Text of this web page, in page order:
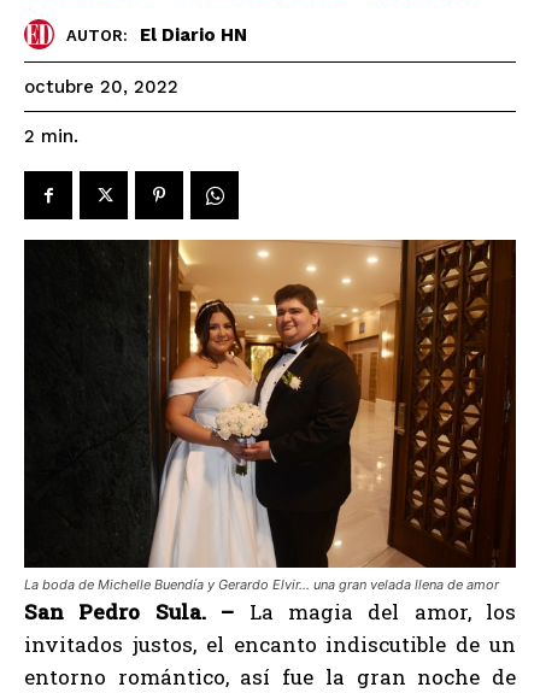
AUTOR: El Diario HN
octubre 20, 2022
2 min.
La boda de Michelle Buendía y Gerardo Elvir… una gran velada llena de amor
San Pedro Sula. – La magia del amor, los
invitados justos, el encanto indiscutible de un
entorno romántico, así fue la gran noche de